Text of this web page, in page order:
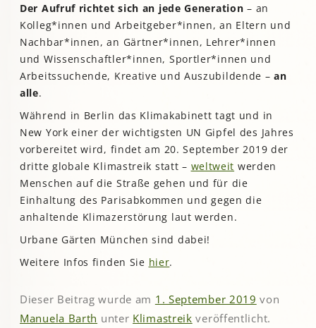
Der Aufruf richtet sich an jede Generation– an
Kolleg*innen und Arbeitgeber*innen, an Eltern und
Nachbar*innen, an Gärtner*innen, Lehrer*innen
und Wissenschaftler*innen, Sportler*innen und
Arbeitssuchende, Kreative und Auszubildende –an
alle.
Während in Berlin das Klimakabinett tagt und in
New York einer der wichtigsten UN Gipfel des Jahres
vorbereitet wird, findet am 20. September 2019 der
dritte globale Klimastreik statt – weltweit werden
Menschen auf die Straße gehen und für die
Einhaltung des Parisabkommen und gegen die
anhaltende Klimazerstörung laut werden.
Urbane Gärten München sind dabei!
Weitere Infos finden Sie hier.
Dieser Beitrag wurde am 1. September 2019 von
Manuela Barth unter Klimastreik veröffentlicht.